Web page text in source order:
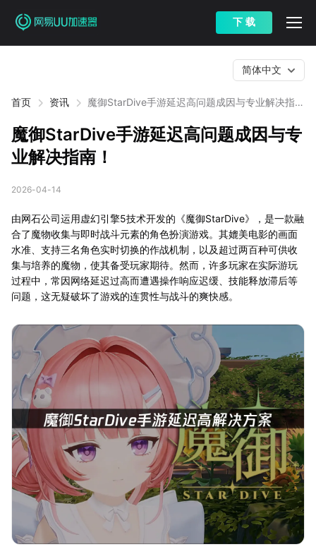
下 载
首页 资讯
魔御StarDive手游延迟高问题成因与专业解决指
简体中文
魔御StarDive手游延迟高问题成因与专
业解决指南！
2026-04-14
由网石公司运用虚幻引擎5技术开发的《魔御StarDive》，是一款融
合了魔物收集与即时战斗元素的角色扮演游戏。其媲美电影的画面
水准、支持三名角色实时切换的作战机制，以及超过两百种可供收
集与培养的魔物，使其备受玩家期待。然而，许多玩家在实际游玩
过程中，常因网络延迟过高而遭遇操作响应迟缓、技能释放滞后等
问题，这无疑破坏了游戏的连贯性与战斗的爽快感。